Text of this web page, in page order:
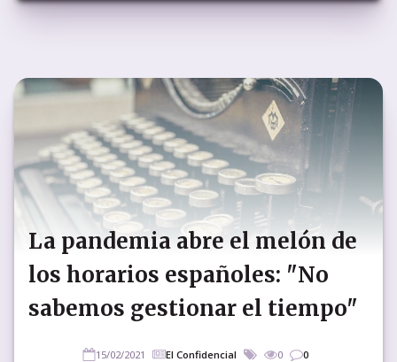
La pandemia abre el melón de
los horarios españoles: "No
sabemos gestionar el tiempo"
15/02/2021 El Confidencial 0 0